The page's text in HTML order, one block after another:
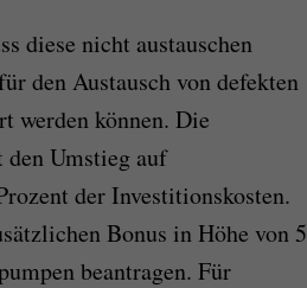
diese nicht austauschen
den Austausch von defekten
werden können. Die
Umstieg auf
der Investitionskosten.
Bonus in Höhe von 5
beantragen. Für